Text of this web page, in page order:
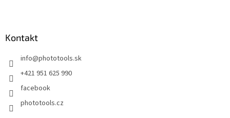
Kontakt
info@phototools.sk
+421 951 625 990
facebook
phototools.cz